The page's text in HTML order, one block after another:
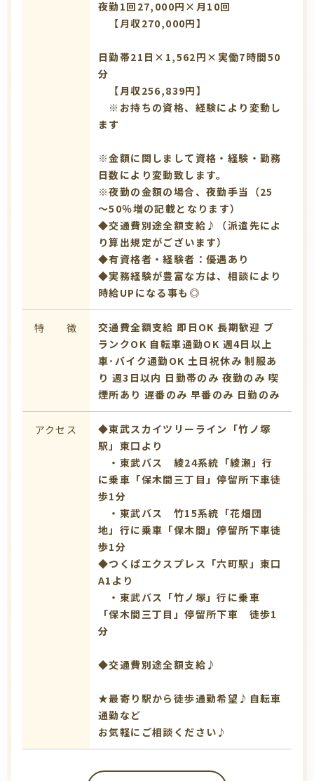
夜勤1回27,000円×月10回
【月収270,000円】
日勤帯21日×1,562円×実働7時間50
分
【月収256,839円】
※お持ちの資格、経験により変動し
ます
※金額に関しまして資格・経験・勤務
日数により変動致します。
※夜勤の金額の場合、夜勤手当（25
～50％増の記載となります）
◆交通費別途全額支給♪（派遣先によ
り算出規定がございます）
◆有資格者・経験者：優遇あり
◆実務経験が豊富な方は、相談により
時給UPになる事も◎
特 徴 交通費全額支給 即日OK 長期歓迎 ブ
ランクOK 自転車通勤OK 週4日以上
車･バイク通勤OK 土日祝休み 制服あ
り 週3日以内 日勤帯のみ 夜勤のみ 喫
煙所あり 遅番のみ 早番のみ 日勤のみ
アクセス
◆東武スカイツリーライン「竹ノ塚
駅」東口より
・東武バス 綾24系統「綾瀬」行
に乗車「保木間三丁目」停留所下車徒
歩1分
・東武バス 竹15系統「花畑団
地」行に乗車「保木間」停留所下車徒
歩1分
◆つくばエクスプレス「六町駅」東口
A1より
・東武バス「竹ノ塚」行に乗車
「保木間三丁目」停留所下車 徒歩1
分
◆交通費別途全額支給♪
★最寄り駅から徒歩通勤希望♪自転車
通勤など
お気軽にご相談ください♪